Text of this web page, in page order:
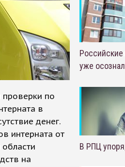
проверки по
в
денег.
интерната от
на
уже
В РПЦ